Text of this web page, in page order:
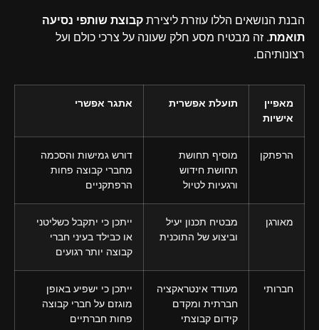
הבנת הנושאים הללו עוזרת ליצירת קבוצת שותפי נסיעה
תואמת. זה מבטיח מסע חלק שעונה על צרכי כולם ועל
רצונותיהם.
מאפיין
אישיות
תועלת אפשרית אתגר אפשרי
הרפתקן
מוסיף תחושת
תחושת חידוש
ורגעיות לטיול
דורש גמישות והסכמה
מחברי קבוצה פחות
הרפתקניים
מאורגן
מבטיח תכנון יעיל
וביצוע של התוכנית
ייתכן כי יתקבל כשליטני
או כבילד בעיני חברי
קבוצה יותר רגועים
חברותי
מעודד אינטראקציה
חברתית ומקדם
קידום קבוצתי
ייתכן כי ישפיע באופן
מוגזם על חברי קבוצה
פחות חברתיים